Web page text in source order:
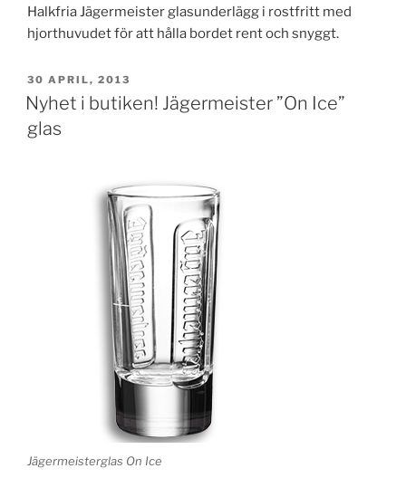
Halkfria Jägermeister glasunderlägg i rostfritt med
hjorthuvudet för att hålla bordet rent och snyggt.
PUBLICERAT
30 APRIL, 2013
Nyhet i butiken! Jägermeister ”On Ice”
glas
Jägermeisterglas On Ice